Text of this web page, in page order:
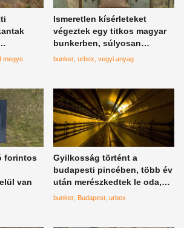
lemehet
megye
Ismeretlen kísérleteket
végeztek egy titkos magyar
bunkerben, súlyosan
mérgező vízben gázoltak a
bunker urbex vegyi anyag
forintos
van
Gyilkosság történt a
budapesti pincében, több év
után merészkedtek le oda,
aztán jött az igazi
bunker Budapest urbex